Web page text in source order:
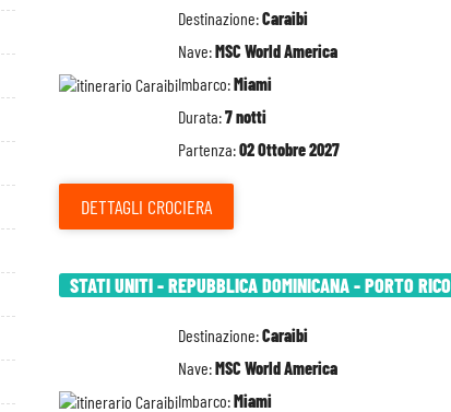
Destinazione:Caraibi
Nave:MSC World America
Imbarco:Miami
Durata:7 notti
Partenza:02 Ottobre 2027
DETTAGLI CROCIERA
STATI UNITI - REPUBBLICA DOMINICANA - PORTO
Destinazione:Caraibi
Nave:MSC World America
Imbarco:Miami